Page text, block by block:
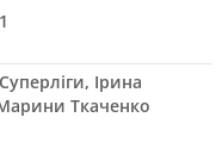
Ірина
Ткаченко